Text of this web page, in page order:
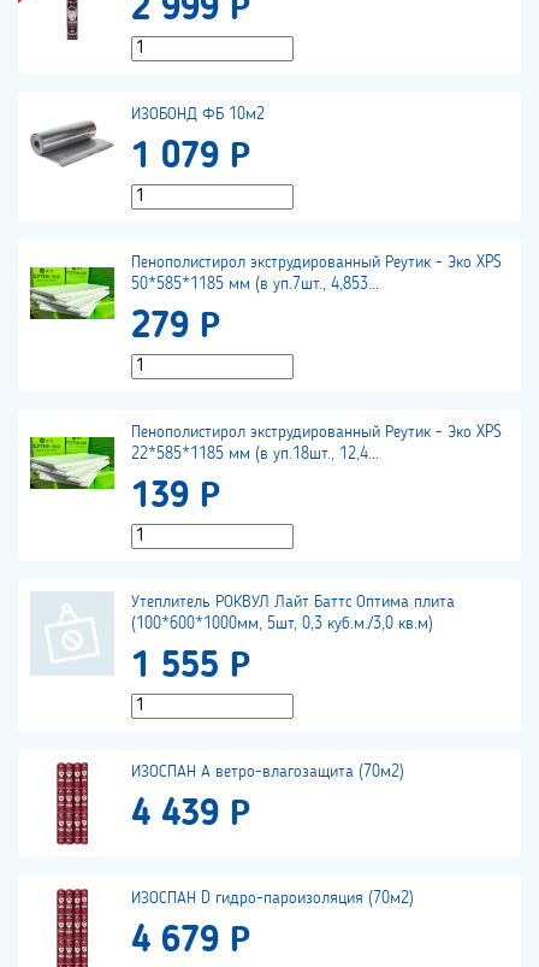
2 999 Р
ИЗОБОНД ФБ 10м2
1 079 Р
Пенополистирол экструдированный Реутик - Эко XPS
50*585*1185 мм (в уп.7шт., 4,853...
279 Р
Пенополистирол экструдированный Реутик - Эко XPS
22*585*1185 мм (в уп.18шт., 12,4...
139 Р
Утеплитель РОКВУЛ Лайт Баттс Оптима плита
(100*600*1000мм, 5шт, 0,3 куб.м./3,0 кв.м)
1 555 Р
ИЗОСПАН А ветро-влагозащита (70м2)
4 439 Р
ИЗОСПАН D гидро-пароизоляция (70м2)
4 679 Р